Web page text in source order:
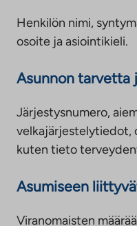
Henkilön nimi,
osoite ja asiointikieli.
Asunnon tarvetta
Järjestysnumero,
velkajärjestelytiedot,
kuten tieto
Asumiseen
Viranomaisten